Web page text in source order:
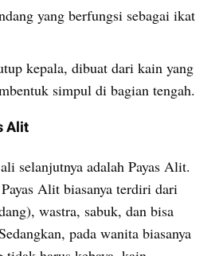
yang berfungsi sebagai ikat
kepala, dibuat dari kain yang
simpul di bagian tengah.
Alit
selanjutnya adalah Payas Alit.
Alit biasanya terdiri dari
wastra, sabuk, dan bisa
pada wanita biasanya